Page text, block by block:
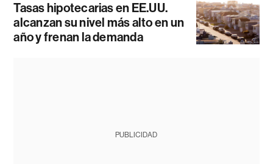
Tasas hipotecarias en EE.UU.
alcanzan su nivel más alto en un
año y frenan la demanda
PUBLICIDAD